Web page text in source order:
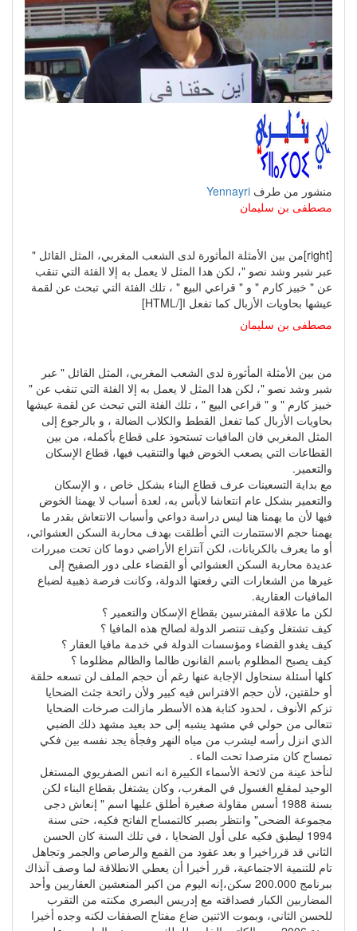
منشور من طرفYennayri
مصطفى بن سليمان
[right]من بين الأمثلة المأثورة لدى الشعب المغربي، المثل القائل "
عبر شبر وشد نصو "، لكن هدا المثل لا يعمل به إلا الفئة التي تنقب
عن " خبيز كارم " و " قراعي البيع " ، تلك الفئة التي تبحث عن لقمة
عيشها بحاويات الأزبال كما تفعل ا[/HTML]
مصطفى بن سليمان
من بين الأمثلة المأثورة لدى الشعب المغربي، المثل القائل " عبر
شبر وشد نصو "، لكن هدا المثل لا يعمل به إلا الفئة التي تنقب عن "
خبيز كارم " و " قراعي البيع " ، تلك الفئة التي تبحث عن لقمة عيشها
بحاويات الأزبال كما تفعل القطط والكلاب الضالة ، و بالرجوع إلى
المثل المغربي فان المافيات تستحوذ على قطاع بأكمله، من بين
القطاعات التي يصعب الخوض فيها والتنقيب فيها، قطاع الإسكان
والتعمير.
مع بداية التسعينات عرف قطاع البناء بشكل خاص ، و الإسكان
والتعمير بشكل عام انتعاشا لابأس به، لعدة أسباب لا يهمنا الخوض
فيها لأن ما يهمنا هنا ليس دراسة دواعي وأسباب الانتعاش بقدر ما
يهمنا حجم الاستتمارت التي أطلقت بهدف محاربة السكن العشوائي،
أو ما يعرف بالكريانات، لكن آنتزاع الأراضي دوما كان تحت مبررات
عديدة محاربة السكن العشوائي أو القضاء على دور الصفيح إلى
غيرها من الشعارات التي رفعتها الدولة، وكانت فرصة ذهبية لضباع
المافيات العقارية.
لكن ما علاقة المفترسين بقطاع الإسكان والتعمير ؟
كيف تشتغل وكيف تنتصر الدولة لصالح هذه المافيا ؟
كيف يغدو القضاء ومؤسسات الدولة في خدمة مافيا العقار ؟
كيف يصبح المظلوم باسم القانون ظالما والظالم مظلوما ؟
كلها أسئلة سنحاول الإجابة عنها رغم أن حجم الملف لن تسعه حلقة
أو حلقتين، لأن حجم الافتراس فيه كبير ولأن رائحة جثث الضحايا
تزكم الأنوف ، لحدود كتابة هذه الأسطر مازالت صرخات الضحايا
تتعالى من حولي في مشهد يشبه إلى حد بعيد مشهد ذلك الضبي
الذي انزل رأسه ليشرب من مياه النهر وفجأة يجد نفسه بين فكي
تمساح كان مترصدا تحت الماء .
لنأخذ عينة من لائحة الأسماء الكبيرة انه انس الصفريوي المستغل
الوحيد لمقلع الغسول في المغرب، وكان يشتغل بقطاع البناء لكن
بسنة 1988 أسس مقاولة صغيرة أطلق عليها اسم " إنعاش دجى
مجموعة الضحى" وانتظر بصبر كالتمساح الفاتح فكيه، حتى سنة
1994 ليطبق فكيه على أول الضحايا ، في تلك السنة كان الحسن
الثاني قد قرراخيرا و بعد عقود من القمع والرصاص والجمر وتجاهل
تام للتنمية الاجتماعية، قرر أخيرا أن يعطي الانطلاقة لما وصف آنذاك
ببرنامج 200.000 سكن،إنه اليوم من اكبر المنعشين العقاريين وأحد
المضاربين الكبار فصداقته مع إدريس البصري مكنته من التقرب
للحسن الثاني، وبموت الاثنين ضاع مفتاح الصفقات لكنه وجده أخيرا